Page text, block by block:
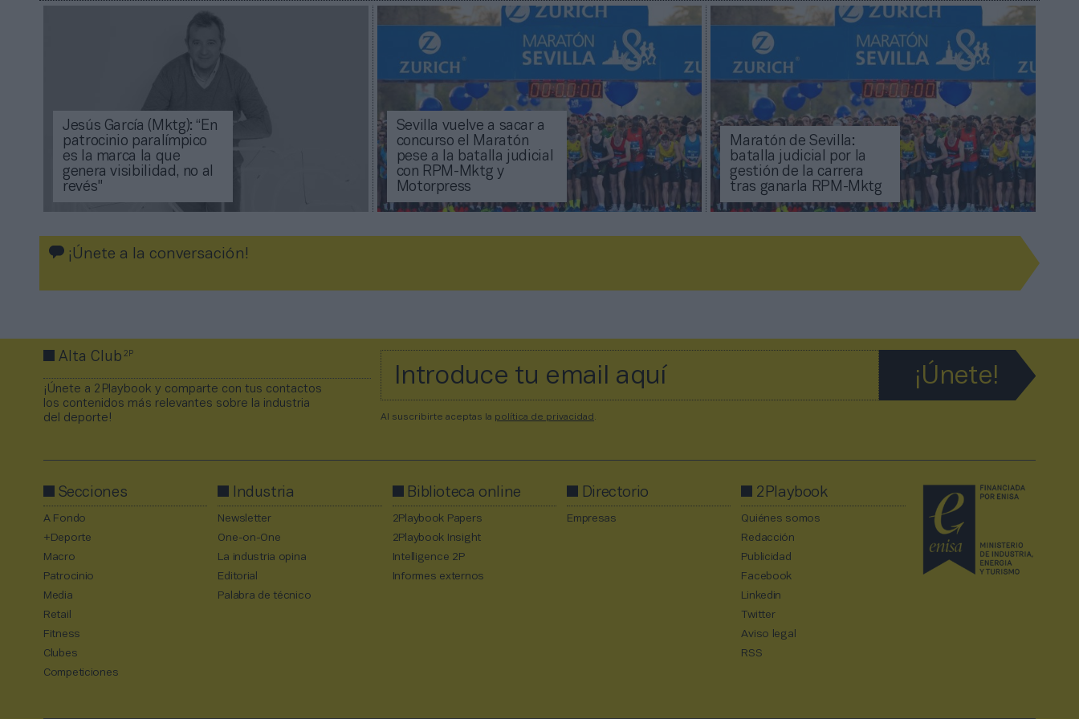
Jesús García (Mktg): “En
patrocinio paralímpico
es la marca la que
genera visibilidad, no al
revés"
Sevilla vuelve a sacar a
concurso el Maratón
pese a la batalla judicial
con RPM-Mktg y
Motorpress
Maratón de Sevilla:
batalla judicial por la
gestión de la carrera
tras ganarla RPM-Mktg
¡Únete a la conversación!
Alta Club2P
¡Únete a 2Playbook y comparte con tus contactos
los contenidos más relevantes sobre la industria
del deporte!
Al suscribirte aceptas la política de privacidad
Secciones
A Fondo
+Deporte
Macro
Patrocinio
Media
Retail
Fitness
Clubes
Competiciones
Industria
Newsletter
One-on-One
La industria opina
Editorial
Palabra de técnico
Biblioteca online
2Playbook Papers
2Playbook Insight
Intelligence 2P
Informes externos
Directorio
Empresas
2Playbook
Quiénes somos
Redacción
Publicidad
Facebook
Linkedin
Twitter
Aviso legal
RSS